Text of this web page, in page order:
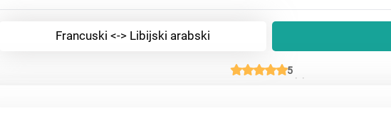
Francuski <-> Libijski arabski
5